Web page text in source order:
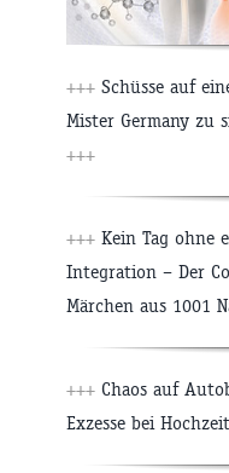
+++ Schüsse auf
Mister Germany zu
+++
+++ Kein Tag ohne
Integration – Der
Märchen aus 1001
+++ Chaos auf
Exzesse bei